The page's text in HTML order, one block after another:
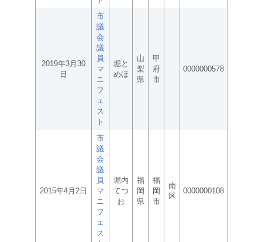
2019年3月30
日
市
議
会
議
員
マ
ニ
フ
ェ
ス
ト
堀と
めほ
山
梨
県
甲
府
市
0000000578
2015年4月2日
市
議
会
議
員
マ
ニ
フ
ェ
ス
堀内
てつ
お
福
岡
県
福
岡
市
南
区
0000000108